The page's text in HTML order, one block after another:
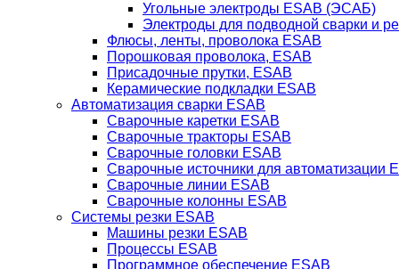
Угольные электроды ESAB (ЭСАБ)
Электроды для подводной сварки и
Флюсы, ленты, проволока ESAB
Порошковая проволока, ESAB
Присадочные прутки, ESAB
Керамические подкладки ESAB
Автоматизация сварки ESAB
Сварочные каретки ESAB
Сварочные тракторы ESAB
Сварочные головки ESAB
Сварочные источники для автоматизации
Сварочные линии ESAB
Сварочные колонны ESAB
Системы резки ESAB
Машины резки ESAB
Процессы ESAB
Программное обеспечение ESAB